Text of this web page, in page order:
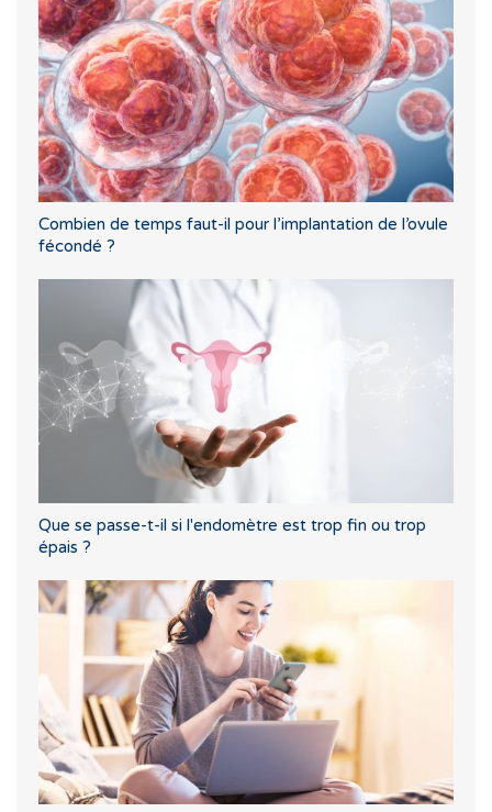
Combien de temps faut-il pour l’implantation de l’ovule
fécondé ?
Que se passe-t-il si l'endomètre est trop fin ou trop
épais ?